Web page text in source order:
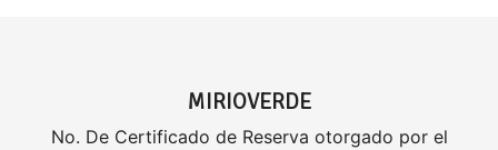
MIRIOVERDE
No. De Certificado de Reserva otorgado por el